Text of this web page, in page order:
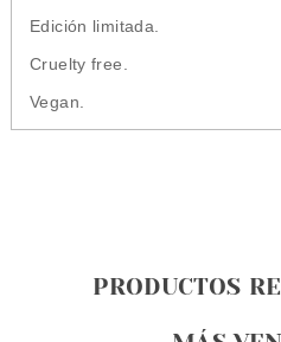
Edición limitada.
Cruelty free.
Vegan.
PRODUCTOS